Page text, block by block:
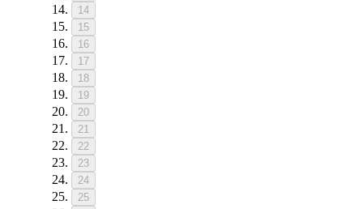
14
15
16
17
18
19
20
21
22
23
24
25